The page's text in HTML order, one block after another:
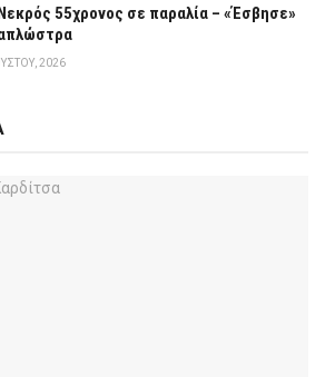
55χρονος σε παραλία – «Έσβησε»
2026